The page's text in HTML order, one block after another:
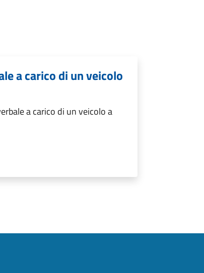
a carico di un veicolo
a carico di un veicolo a